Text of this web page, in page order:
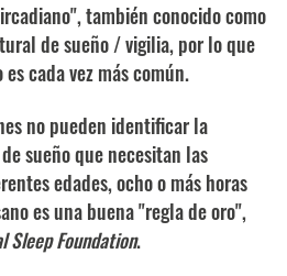
también conocido como
de sueño / vigilia, por lo que
cada vez más común.
no pueden identificar la
sueño que necesitan las
edades, ocho o más horas
es una buena "regla de oro",
Sleep Foundation.